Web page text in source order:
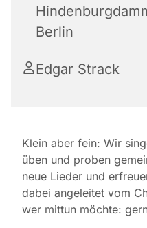
Berlin
Edgar Strack
Klein aber fein: Wir
üben und proben
neue Lieder und
dabei angeleitet vom
wer mittun möchte: